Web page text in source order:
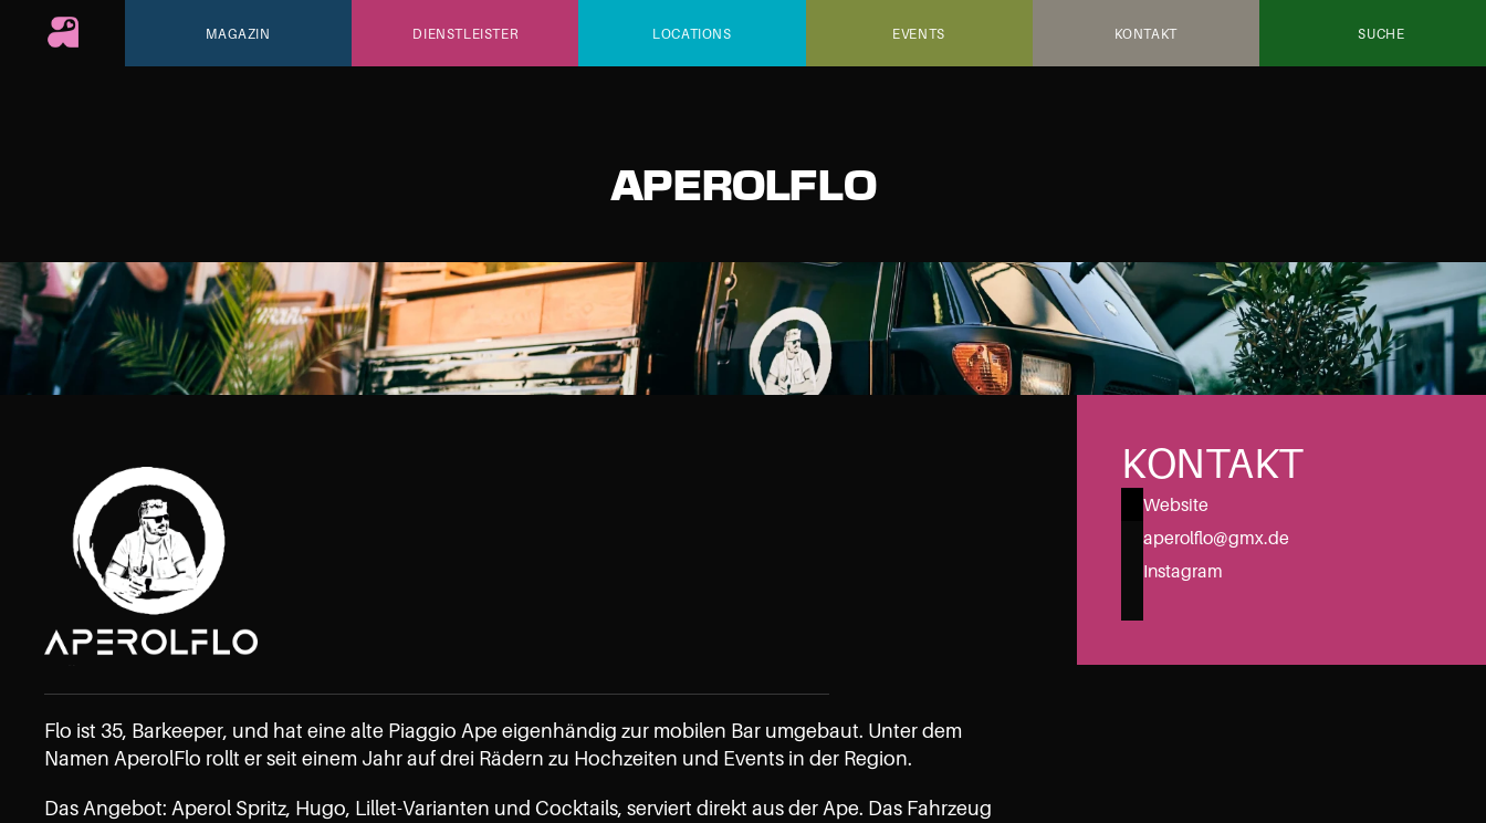
MAGAZIN DIENSTLEISTER LOCATIONS EVENTS KONTAKT SUCHE
APEROLFLO
Flo ist 35, Barkeeper, und hat eine alte Piaggio Ape eigenhändig zur mobilen Bar umgebaut. Unter dem
Namen AperolFlo rollt er seit einem Jahr auf drei Rädern zu Hochzeiten und Events in der Region.
Das Angebot: Aperol Spritz, Hugo, Lillet-Varianten und Cocktails, serviert direkt aus der Ape. Das Fahrzeug
KONTAKT
Website
aperolflo@gmx.de
Instagram